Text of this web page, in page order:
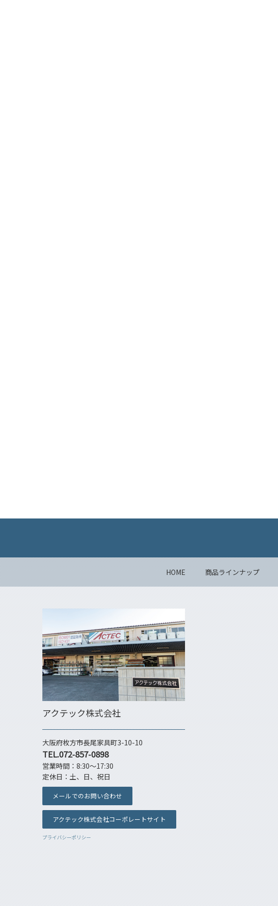
HOME 商品ラインナップ
アクテック株式会社
大阪府枚方市長尾家具町3-10-10
TEL.072-857-0898
営業時間：8:30～17:30
定休日：土、日、祝日
メールでのお問い合わせ
アクテック株式会社コーポレートサイト
プライバシーポリシー